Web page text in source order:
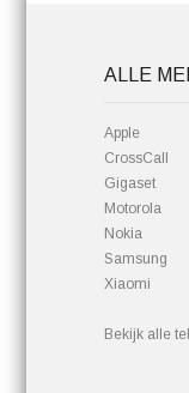
ALLE
Apple
CrossCall
Gigaset
Motorola
Nokia
Samsung
Xiaomi
Bekijk alle